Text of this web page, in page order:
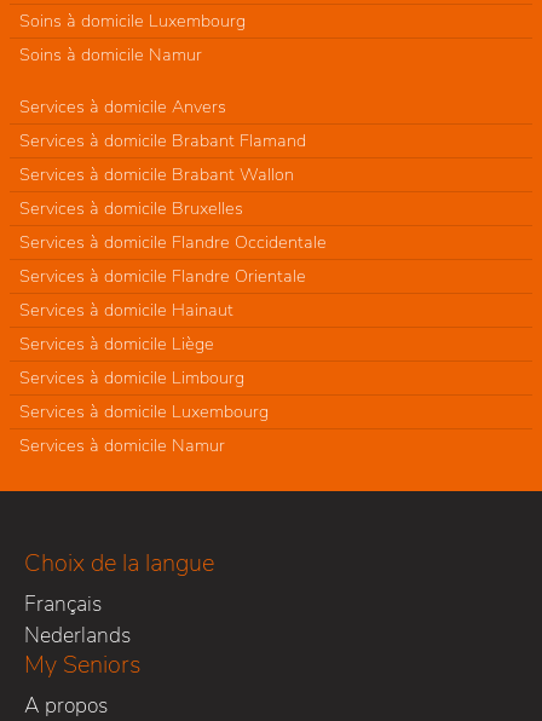
Soins à domicile Luxembourg
Soins à domicile Namur
Services à domicile Anvers
Services à domicile Brabant Flamand
Services à domicile Brabant Wallon
Services à domicile Bruxelles
Services à domicile Flandre Occidentale
Services à domicile Flandre Orientale
Services à domicile Hainaut
Services à domicile Liège
Services à domicile Limbourg
Services à domicile Luxembourg
Services à domicile Namur
Choix de la langue
Français
Nederlands
My Seniors
A propos